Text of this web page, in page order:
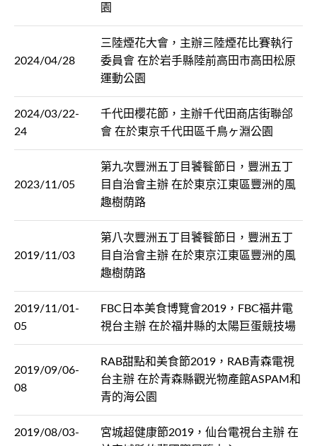
園
2024/04/28
三陸煙花大會，主辦三陸煙花比賽執行
委員會 在於岩手縣陸前高田市高田松原
運動公園
2024/03/22-
24
千代田櫻花節，主辦千代田商店街聯郃
會 在於東京千代田區千鳥ヶ淵公園
2023/11/05
第九次豐洲五丁目饕餮節日，豐洲五丁
目自治會主辦 在於東京江東區豐洲的風
趣樹荫路
2019/11/03
第八次豐洲五丁目饕餮節日，豐洲五丁
目自治會主辦 在於東京江東區豐洲的風
趣樹荫路
2019/11/01-
05
FBC日本美食博覽會2019，FBC福井電
視台主辦 在於福井縣的太陽巨蛋競技場
2019/09/06-
08
RAB甜點和美食節2019，RAB青森電視
台主辦 在於青森縣觀光物產館ASPAM和
青的海公園
2019/08/03-
宮城超健康節2019，仙台電視台主辦 在